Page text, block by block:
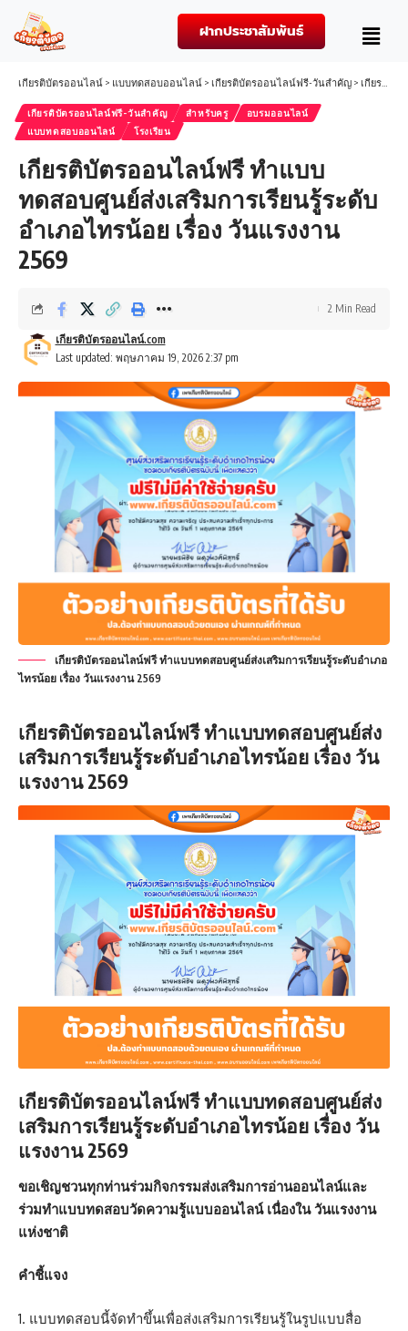
ฝากประชาสัมพันธ์
เกียรติบัตรออนไลน์ > แบบทดสอบออนไลน์ > เกียรติบัตรออนไลน์ฟรี-วันสำคัญ > เกียรติบัตรออนไลน์ฟรี ทำแบบทดสอบศูนย์ส่งเสริมการเรียนรู้ระดับอำเภอไทรน้อย เรื่อง วันแรงงาน 2569
เกียรติบัตรออนไลน์ฟรี-วันสำคัญ สำหรับครู
อบรมออนไลน์
แบบทดสอบออนไลน์
โรงเรียน
เกียรติบัตรออนไลน์ฟรี ทำแบบ
ทดสอบศูนย์ส่งเสริมการเรียนรู้ระดับ
อำเภอไทรน้อย เรื่อง วันแรงงาน
2569
Last updated: พฤษภาคม 19, 2026 2:37 pm
เกียรติบัตรออนไลน์.com
2 Min Read
เกียรติบัตรออนไลน์ฟรี ทำแบบทดสอบศูนย์ส่งเสริมการเรียนรู้ระดับอำเภอ
ไทรน้อย เรื่อง วันแรงงาน 2569
เกียรติบัตรออนไลน์ฟรี ทำแบบทดสอบศูนย์ส่ง
เสริมการเรียนรู้ระดับอำเภอไทรน้อย เรื่อง วัน
แรงงาน 2569
เกียรติบัตรออนไลน์ฟรี ทำแบบทดสอบศูนย์ส่ง
เสริมการเรียนรู้ระดับอำเภอไทรน้อย เรื่อง วัน
แรงงาน 2569
ขอเชิญชวนทุกท่านร่วมกิจกรรมส่งเสริมการอ่านออนไลน์และ
ร่วมทำแบบทดสอบวัดความรู้แบบออนไลน์ เนื่องใน วันแรงงาน
แห่งชาติ
คำชี้แจง
1. แบบทดสอบนี้จัดทำขึ้นเพื่อส่งเสริมการเรียนรู้ในรูปแบบสื่อ